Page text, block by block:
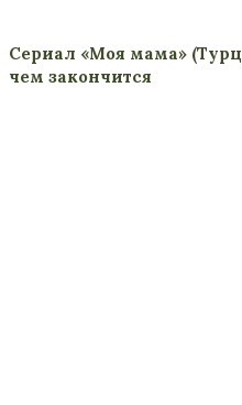
Сериал «Моя мама»
чем закончится